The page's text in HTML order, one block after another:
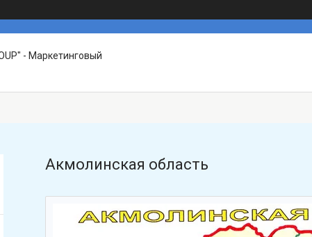
- Маркетинговый
Акмолинская область